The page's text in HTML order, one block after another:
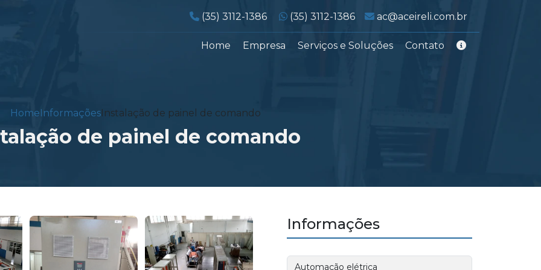
Telefone:
(35) 3112-1386 WhatsApp:
(35) 3112-1386 E-mail:
ac@aceireli.com.br
Home Empresa Serviços e Soluções Contato
HomeInformaçõesInstalação de painel de comando
de painel de comando
Informações
Automação elétrica